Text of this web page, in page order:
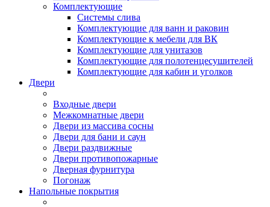
Комплектующие
Системы слива
Комплектующие для ванн и раковин
Комплектующие к мебели для ВК
Комплектующие для унитазов
Комплектующие для полотенцесушителей
Комплектующие для кабин и уголков
Двери
Входные двери
Межкомнатные двери
Двери из массива сосны
Двери для бани и саун
Двери раздвижные
Двери противопожарные
Дверная фурнитура
Погонаж
Напольные покрытия